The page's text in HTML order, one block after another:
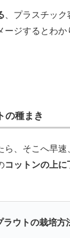
、プラスチッ
ージするとわか
の種まき
、そこへ早速
コットンの上に
ウトの栽培方